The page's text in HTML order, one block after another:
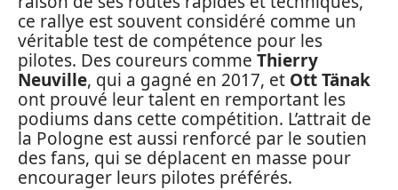
ce rallye est souvent considéré comme un
véritable test de compétence pour les
pilotes. Des coureurs comme Thierry
Neuville, qui a gagné en 2017, et Ott Tänak
ont prouvé leur talent en remportant les
podiums dans cette compétition. L’attrait de
la Pologne est aussi renforcé par le soutien
des fans, qui se déplacent en masse pour
encourager leurs pilotes préférés.